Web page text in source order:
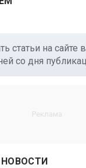
статьи на сайте
со дня